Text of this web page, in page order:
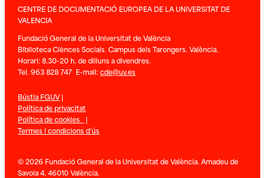
CENTRE DE DOCUMENTACIÓ EUROPEA DE LA UNIVERSITAT DE
VALENCIA
Fundació General de la Universitat de València
Biblioteca Ciènces Socials. Campus dels Tarongers. València.
Horari: 8.30-20 h. de dilluns a divendres.
Tel. 963 828 747 E-mail:cde@uv.es
Bústia FGUV|
Política de privacitat
Política de cookies |
Termes i condicions d’ús
© 2026 Fundació General de la Universitat de València. Amadeu de
Savoia 4. 46010 València.